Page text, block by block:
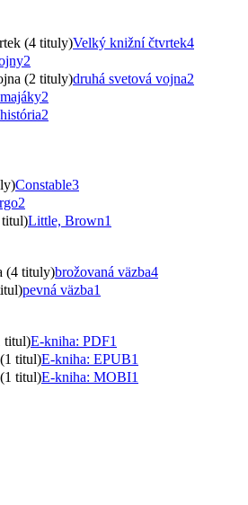
(4 tituly)Velký knižní čtvrtek4
2
(2 tituly)druhá svetová vojna2
majáky2
história2
Constable3
2
Little, Brown1
(4 tituly)brožovaná väzba4
pevná väzba1
titul)E-kniha: PDF1
titul)E-kniha: EPUB1
titul)E-kniha: MOBI1